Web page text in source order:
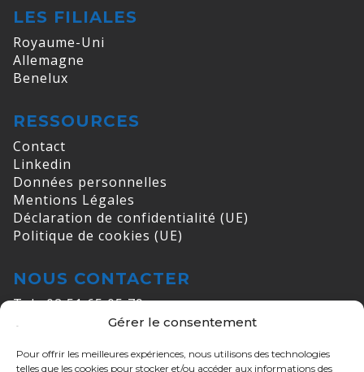
Gérer le consentement
Pour offrir les meilleures expériences, nous utilisons des technologies
telles que les cookies pour stocker et/ou accéder aux informations des
LES FILIALES
Royaume-Uni
Allemagne
Benelux
RESSOURCES
Contact
Linkedin
Données personnelles
Mentions Légales
Déclaration de confidentialité (UE)
Politique de cookies (UE)
NOUS CONTACTER
Tel : 02 51 65 05 79
E-mail :
info@cogelec.fr